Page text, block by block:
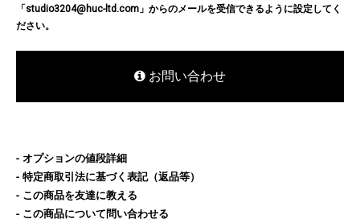
「studio3204@huc-ltd.com」からのメールを受信できるように設定してく
ださい。
お問い合わせ
オプションの値段詳細
特定商取引法に基づく表記（返品等）
この商品を友達に教える
この商品について問い合わせる